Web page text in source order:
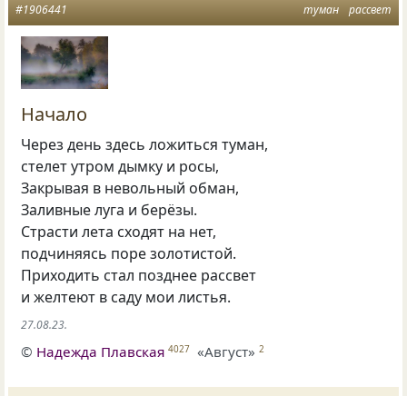
туман рассвет
#1906441
Начало
Через день здесь ложиться туман,
стелет утром дымку и росы,
Закрывая в невольный обман,
Заливные луга и берёзы.
Страсти лета сходят на нет,
подчиняясь поре золотистой.
Приходить стал позднее рассвет
и желтеют в саду мои листья.
27.08.23.
© Надежда Плавская 4027 «Август» 2